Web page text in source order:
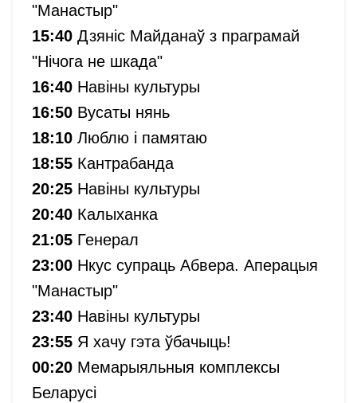
"Манастыр"
15:40 Дзяніс Майданаў з праграмай
"Нічога не шкада"
16:40 Навіны культуры
16:50 Вусаты нянь
18:10 Люблю і памятаю
18:55 Кантрабанда
20:25 Навіны культуры
20:40 Калыханка
21:05 Генерал
23:00 Нкус супраць Абвера. Аперацыя
"Манастыр"
23:40 Навіны культуры
23:55 Я хачу гэта ўбачыць!
00:20 Мемарыяльныя комплексы
Беларусі